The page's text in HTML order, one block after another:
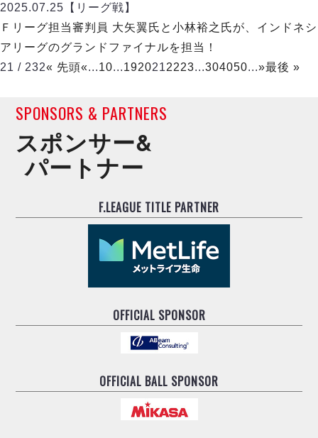
2025.07.25 【リーグ戦】
Ｆリーグ担当審判員 大矢翼氏と小林裕之氏が、インドネシ
アリーグのグランドファイナルを担当！
21 / 232« 先頭«...10...1920212223...304050...»最後 »
SPONSORS & PARTNERS
スポンサー&
パートナー
F.LEAGUE TITLE PARTNER
OFFICIAL SPONSOR
OFFICIAL BALL SPONSOR